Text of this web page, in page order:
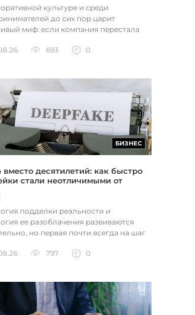
культуре и среди
до сих пор царит
миф: если компания перестала
693 0
БИЗНЕС
вместо десятилетий: как быстро
стали неотличимыми от
подделки реальности и
ее разоблачения развиваются
но первая почти всегда на шаг
797 0